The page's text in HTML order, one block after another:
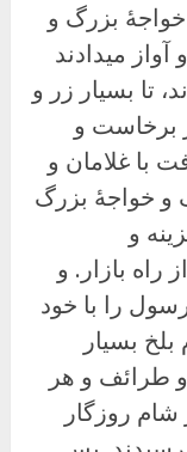
خواجهٔ بزرگ و
میدادند
تا بسیار زر و
برخاست و
با غلامان و
و خواجهٔ بزرگ
و
راه بازار. و
را با خود
بسیار
طرائف و هر
شام روزگار